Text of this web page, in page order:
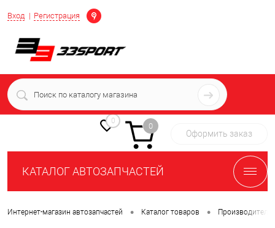
Вход Регистрация
Определение
+7 (939) 716-10-06
пн-пт 7:00-16:00 МСК
0
0
Оформить заказ
КАТАЛОГ АВТОЗАПЧАСТЕЙ
Интернет-магазин автозапчастей • Каталог товаров • Производители